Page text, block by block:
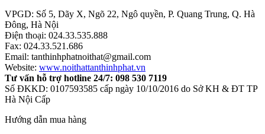
VPGD: Số 5, Dãy X, Ngõ 22, Ngô quyền, P. Quang Trung, Q. Hà
Đông, Hà Nội
Điện thoại: 024.33.535.888
Fax: 024.33.521.686
Email: tanthinhphatnoithat@gmail.com
Website: www.noithattanthinhphat.vn
Tư vấn hỗ trợ hotline 24/7: 098 530 7119
Số ĐKKD: 0107593585 cấp ngày 10/10/2016 do Sở KH & ĐT TP
Hà Nội Cấp
Hướng dẫn mua hàng